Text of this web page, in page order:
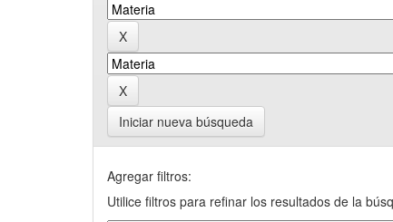
Iniciar nueva búsqueda
Agregar filtros:
Utilice filtros para refinar los resultados de la